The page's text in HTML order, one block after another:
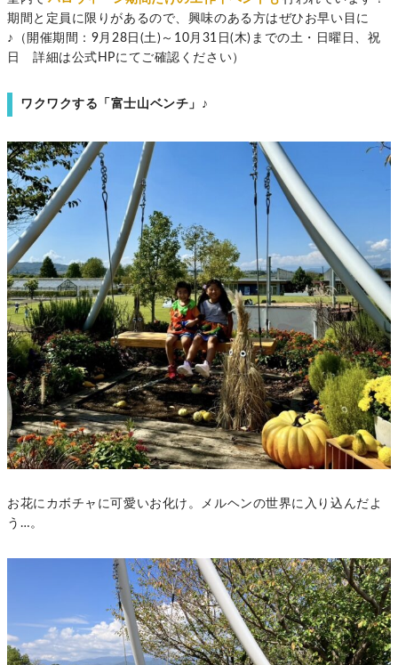
期間と定員に限りがあるので、興味のある方はぜひお早い目に
♪（開催期間：9月28日(土)～10月31日(木)までの土・日曜日、祝
日 詳細は公式HPにてご確認ください）
ワクワクする「富士山ベンチ」♪
お花にカボチャに可愛いお化け。メルヘンの世界に入り込んだよ
う…。